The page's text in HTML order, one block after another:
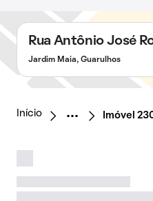
Rua Antônio José
Jardim Maia, Guarulhos
Início Imóvel